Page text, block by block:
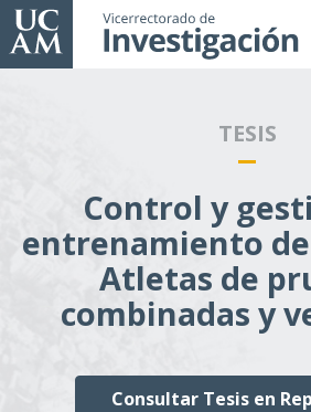
Pasar
al
TESIS
Control y
entrenamiento
Atletas de
combinadas y
Consultar Tesis en